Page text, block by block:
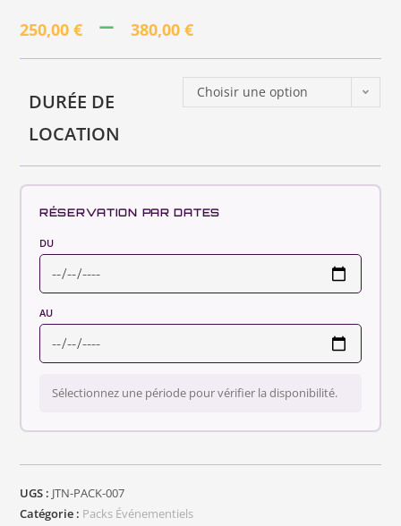
250,00€ – 380,00€
DURÉE DE
LOCATION
Choisir une option
RÉSERVATION PAR DATES
DU
AU
Sélectionnez une période pour vérifier la disponibilité.
UGS : JTN-PACK-007
Catégorie : Packs Événementiels